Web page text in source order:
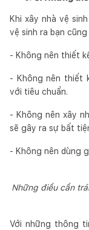
Khi xây nhà vệ
vệ sinh ra bạn
- Không nên thiết
- Không nên thiết
với tiêu chuẩn.
- Không nên xây
sẽ gây ra sự bất
- Không nên dùng
Những điều cần
Với những thông